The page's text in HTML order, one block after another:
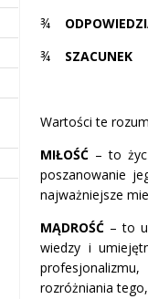
¾
¾ SZACUNEK
Wartości te
MIŁOŚĆ – to
poszanowanie
najważniejsze
MĄDROŚĆ – to
wiedzy i
rozróżniania